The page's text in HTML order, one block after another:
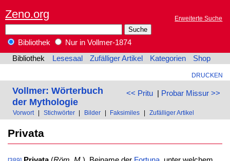
Zeno.org Erweiterte Suche
Bibliothek
Nur in Vollmer-1874
Bibliothek
Lesesaal Zufälliger Artikel Kategorien Shop
DRUCKEN
<< Pritu| Probar Missur >>
Vollmer: Wörterbuch
der Mythologie
Vorwort Stichwörter Bilder Faksimiles Zufälliger Artikel
Privata